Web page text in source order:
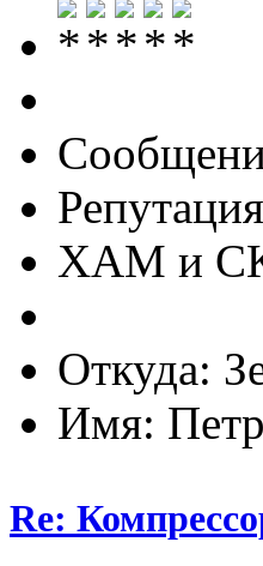
ХАМ и
Откуда:
Имя: Петр
Re: